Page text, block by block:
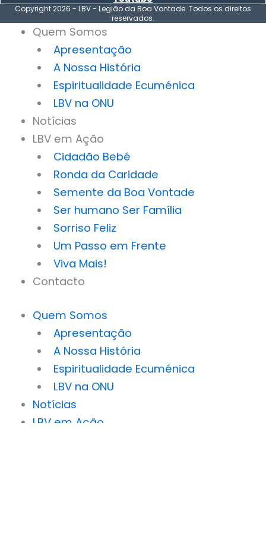
Copyright 2026 - LBV - Legião da Boa Vontade. Todos os direitos
reservados.
Quem Somos
Apresentação
A Nossa História
Espiritualidade Ecuménica
LBV na ONU
Notícias
LBV em Ação
Cidadão Bebé
Ronda da Caridade
Semente da Boa Vontade
Ser humano Ser Família
Sorriso Feliz
Um Passo em Frente
Viva Mais!
Contacto
Quem Somos
Apresentação
A Nossa História
Espiritualidade Ecuménica
LBV na ONU
Notícias
LBV em Ação